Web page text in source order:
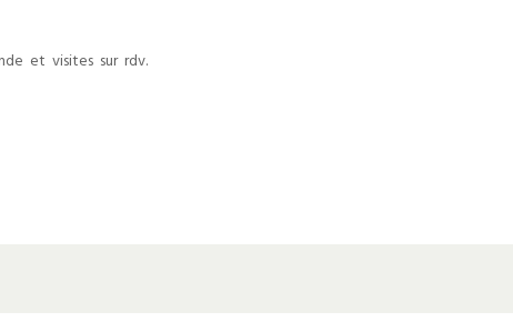
et visites sur rdv.